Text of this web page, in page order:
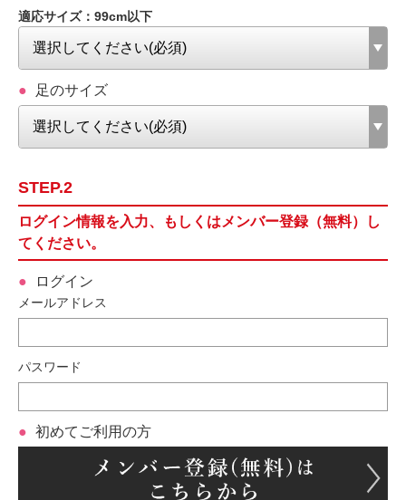
適応サイズ：99cm以下
足のサイズ
STEP.2
ログイン情報を入力、もしくはメンバー登録（無料）し
てください。
ログイン
メールアドレス
パスワード
初めてご利用の方